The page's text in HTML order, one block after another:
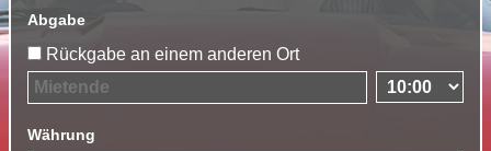
Abgabe
Rückgabe an einem anderen Ort
Währung